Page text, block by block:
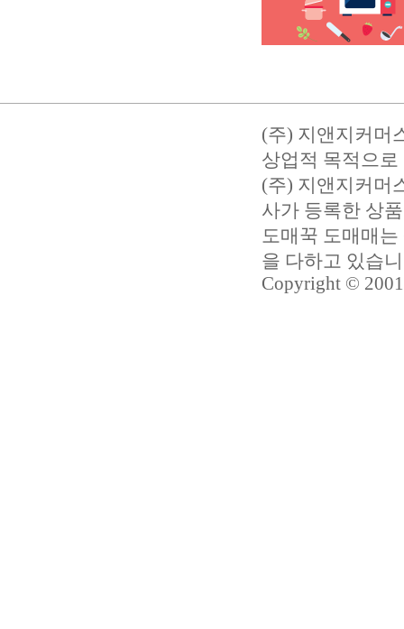
(주) 지앤지커머
상업적 목적으
(주) 지앤지커머
사가 등록한 상
도매꾹 도매매
을 다하고 있습
Copyright ©